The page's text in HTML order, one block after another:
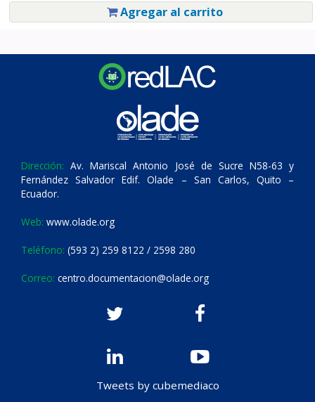
Agregar al carrito
Dirección: Av. Mariscal Antonio José de Sucre N58-63 y
Fernández Salvador Edif. Olade – San Carlos, Quito –
Ecuador.
Web: www.olade.org
Teléfono: (593 2) 259 8122 / 2598 280
Correo: centro.documentacion@olade.org
Tweets by cubemediaco